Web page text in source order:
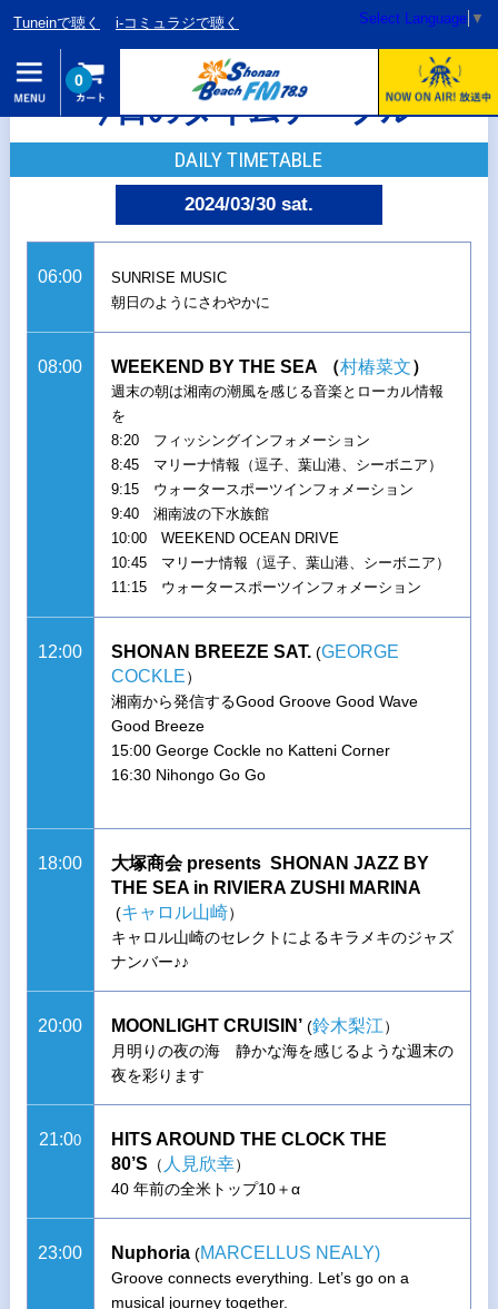
Tuneinで聴く i-コミュラジで聴く Select Language ▼
0
今日のタイムテーブル
DAILY TIMETABLE
2024/03/30 sat.
06:00
SUNRISE MUSIC
朝日のようにさわやかに
08:00 WEEKEND BY THE SEA （村椿菜文）
週末の朝は湘南の潮風を感じる音楽とローカル情報
を
8:20 フィッシングインフォメーション
8:45 マリーナ情報（逗子、葉山港、シーボニア）
9:15 ウォータースポーツインフォメーション
9:40 湘南波の下水族館
10:00 WEEKEND OCEAN DRIVE
10:45 マリーナ情報（逗子、葉山港、シーボニア）
11:15 ウォータースポーツインフォメーション
12:00 SHONAN BREEZE SAT.(GEORGE
COCKLE）
湘南から発信するGood Groove Good Wave
Good Breeze
15:00 George Cockle no Katteni Corner
16:30 Nihongo Go Go
18:00
大塚商会 presents SHONAN JAZZ BY
THE SEA in RIVIERA ZUSHI MARINA
(キャロル山崎）
キャロル山崎のセレクトによるキラメキのジャズ
ナンバー♪♪
20:00 MOONLIGHT CRUISIN’(鈴木梨江）
月明りの夜の海 静かな海を感じるような週末の
夜を彩ります
21:00
HITS AROUND THE CLOCK THE
80’S （ 人見欣幸）
40 年前の全米トップ10＋α
23:00 Nuphoria(MARCELLUS NEALY)
Groove connects everything. Let’s go on a
musical journey together.